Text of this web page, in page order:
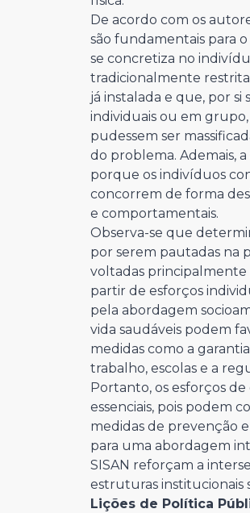
De acordo com os
são fundamentais para
se concretiza no
tradicionalmente
já instalada e que, por
individuais ou em
pudessem ser
do problema. Ademais,
porque os indivíduos
concorrem de forma
e comportamentais.
Observa-se que
por serem pautadas na
voltadas principalmente
partir de esforços
pela abordagem
vida saudáveis podem
medidas como a
trabalho, escolas e a
Portanto, os esforços
essenciais, pois podem
medidas de prevenção
para uma abordagem
SISAN reforçam a
estruturas institucionais
Lições de Política